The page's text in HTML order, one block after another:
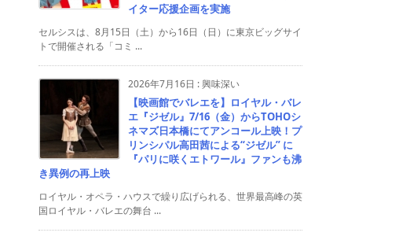
イター応援企画を実施
セルシスは、8月15日（土）から16日（日）に東京ビッグサイ
トで開催される「コミ ...
2026年7月16日 :興味深い
【映画館でバレエを】ロイヤル・バレ
エ『ジゼル』7/16（金）からTOHOシ
ネマズ日本橋にてアンコール上映！プ
リンシパル高田茜による“ジゼル” に
『パリに咲くエトワール』ファンも沸
き異例の再上映
ロイヤル・オペラ・ハウスで繰り広げられる、世界最高峰の英
国ロイヤル・バレエの舞台 ...